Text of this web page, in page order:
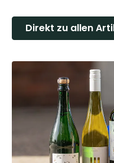
Direkt zu allen